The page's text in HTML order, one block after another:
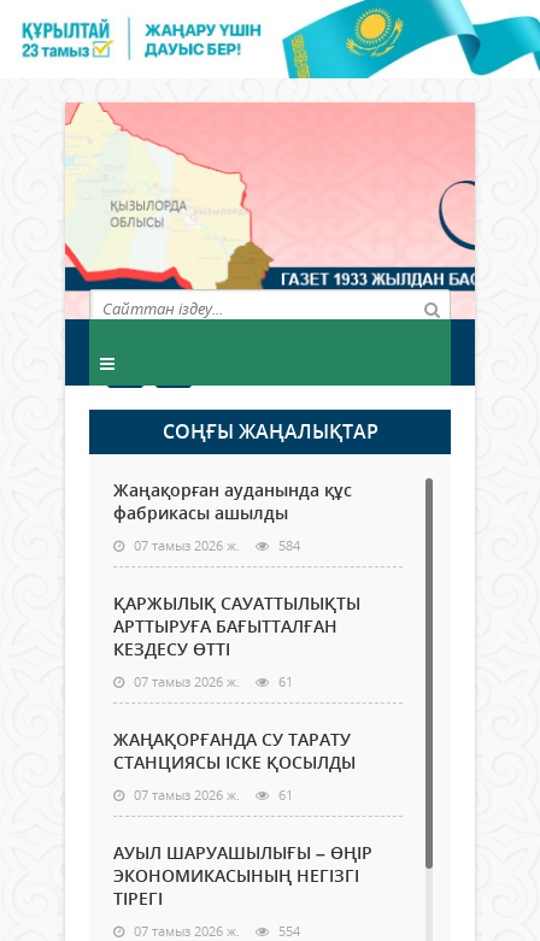
СОҢҒЫ ЖАҢАЛЫҚТАР
Жаңақорған ауданында құс
фабрикасы ашылды
07 тамыз 2026 ж. 584
ҚАРЖЫЛЫҚ САУАТТЫЛЫҚТЫ
АРТТЫРУҒА БАҒЫТТАЛҒАН
КЕЗДЕСУ ӨТТІ
07 тамыз 2026 ж. 61
ЖАҢАҚОРҒАНДА СУ ТАРАТУ
СТАНЦИЯСЫ ІСКЕ ҚОСЫЛДЫ
07 тамыз 2026 ж. 61
АУЫЛ ШАРУАШЫЛЫҒЫ – ӨҢІР
ЭКОНОМИКАСЫНЫҢ НЕГІЗГІ
ТІРЕГІ
07 тамыз 2026 ж. 554